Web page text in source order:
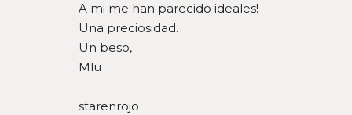
A mi me han parecido ideales!
Una preciosidad.
Un beso,
Mlu
starenrojo